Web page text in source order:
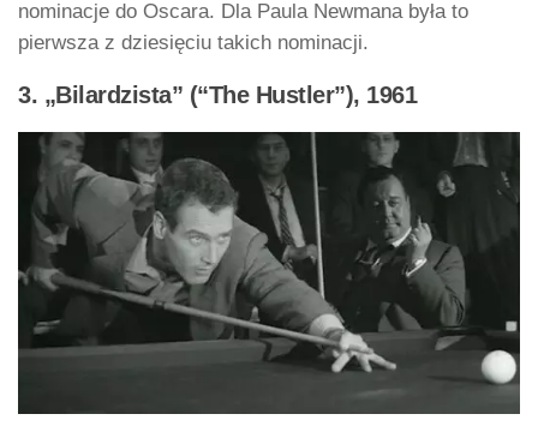
nominacje do Oscara. Dla Paula Newmana była to
pierwsza z dziesięciu takich nominacji.
3. „Bilardzista” (“The Hustler”), 1961